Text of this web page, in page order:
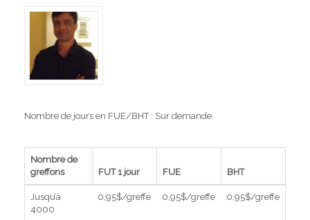
Nombre de jours en FUE/BHT : Sur demande.
Nombre de
greffons
FUT 1 jour FUE BHT
Jusqu’à
4000
0,95$/greffe 0,95$/greffe 0,95$/greffe